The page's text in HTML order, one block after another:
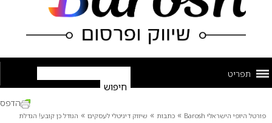
תפריט
פורטל היופי הישראלי Barosh » כתבות » שיווק דיגיטלי לעסקים » הגודל כן קובע! הגדלת
הדפס